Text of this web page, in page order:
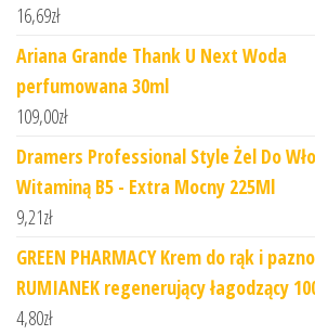
16,69zł
Ariana Grande Thank U Next Woda
perfumowana 30ml
109,00zł
Dramers Professional Style Żel Do
Witaminą B5 - Extra Mocny 225Ml
9,21zł
GREEN PHARMACY Krem do rąk i
RUMIANEK regenerujący łagodzący
4,80zł